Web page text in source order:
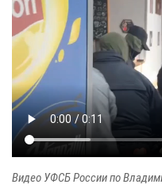
Видео УФСБ России по